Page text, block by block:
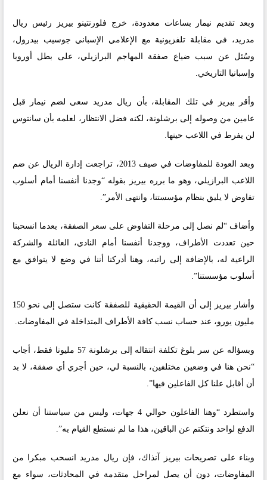
وبعد تقديم نيمار بساعات معدودة، خرج فلورنتينو بيريز رئيس ريال
مدريد، في مقابلة تلفزيونية مع الإعلامي الإسباني جوسيب بيدرول،
وسُئل عن سبب ضياع صفقة المهاجم البرازيلي، على بطل أوروبا
وإسبانيا التاريخي.
وأقر بيريز في تلك المقابلة، بأن ريال مدريد سعى لضم نيمار قبل
عامين من وصوله إلى برشلونة، لكنه فضل الانتظار، لعلمه بأن سانتوس
لن يفرط في اللاعب حينها.
وبعد العودة للمفاوضات في صيف 2013، تراجعت إدارة الريال عن ضم
اللاعب البرازيلي، وهو ما برره بيريز بقوله “وجدنا أنفسنا أمام أسلوب
تفاوض لا يليق بنظام مؤسستنا، وانتهى الأمر”.
وأضاف “لم نصل إلى مرحلة التفاوض على سعر الصفقة، بعدما انسحبنا
حين تعددت الأطراف، ووجدنا أنفسنا أمام النادي، العائلة والشركة
الراعية له، بالإضافة إلى راتبه، وهنا أدركنا أننا في وضع لا يتوافق مع
أسلوب مؤسستنا”.
وأشار بيريز إلى أن القيمة الحقيقية للصفقة كانت ستصل إلى نحو 150
مليون يورو، عند حساب نسب كافة الأطراف المتداخلة في المفاوضات.
وبسؤاله عن سر بلوغ تكلفة انتقاله إلى برشلونة 57 مليونا فقط، أجاب
“نحن هنا في وضعين مختلفين، بالنسبة لي، حين أجري أي صفقة، لا بد
أن أقابل علنا كل الفاعلين فيها”.
واستطرد “وهنا الفاعلون حوالي 4 جهات، وليس من سياستنا أن نعلن
الدفع لواحد ونتكتم عن الباقين، هذا ما لم نستطع القيام به”.
وبناء على تصريحات بيريز آنذاك، فإن ريال مدريد انسحب مبكرا من
المفاوضات، دون أن يصل لمراحل متقدمة في المحادثات، سواء مع